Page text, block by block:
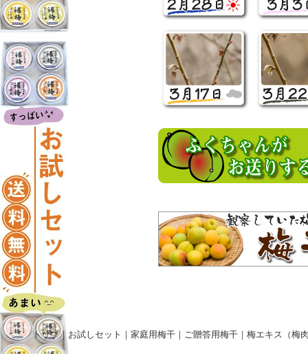
トップ｜ お試しセット ｜ 家庭用梅干 ｜ ご贈答用梅干 ｜ 梅エキス（梅